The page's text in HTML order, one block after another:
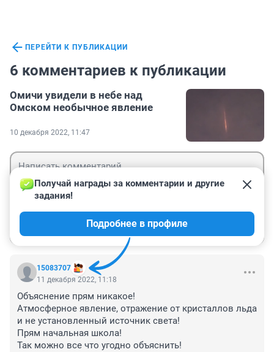
ПЕРЕЙТИ К ПУБЛИКАЦИИ
6 комментариев к публикации
Омичи увидели в небе над
Омском необычное явление
10 декабря 2022, 11:47
15083707
Получай награды за комментарии и другие
задания!
Подробнее в профиле
11 декабря 2022, 11:18
Объяснение прям никакое!
Атмосферное явление, отражение от кристаллов льда
и не установленный источник света!
Прям начальная школа!
Так можно все что угодно объяснить!